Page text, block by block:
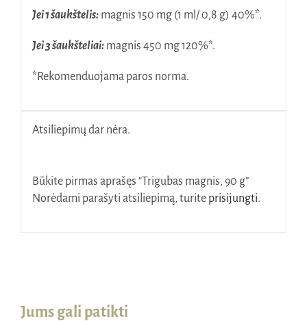
Jei 1 šaukštelis:magnis 150 mg (1 ml/ 0,8 g) 40%*.
Jei 3 šaukšteliai:magnis 450 mg 120%*.
*Rekomenduojama paros norma.
Atsiliepimų dar nėra.
Būkite pirmas aprašęs “Trigubas magnis, 90 g”
Norėdami parašyti atsiliepimą, turite prisijungti.
Jums gali patikti